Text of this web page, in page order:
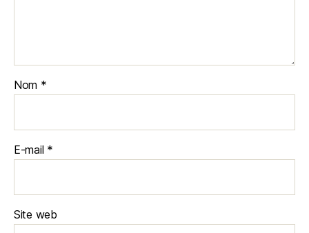
Nom *
E-mail *
Site web